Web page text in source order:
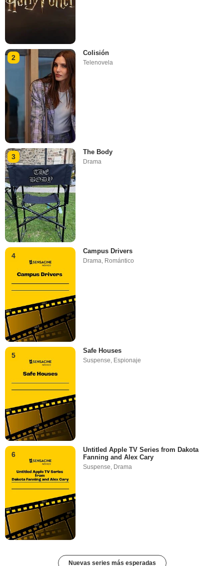
2
Colisión
Telenovela
3
The Body
Drama
4
Campus Drivers
Drama, Romántico
5
Safe Houses
Suspense Espionaje
6
Untitled Apple TV Series from Dakota
Fanning and Alex Cary
Suspense, Drama
Nuevas series más esperadas